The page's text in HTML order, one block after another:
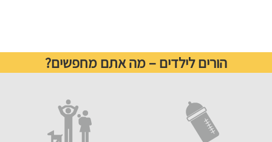
הורים לילדים – מה אתם מחפשים?